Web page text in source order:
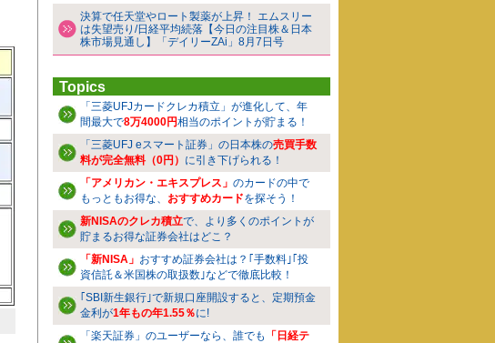
決算で任天堂やロート製薬が上昇！ エムスリー
は失望売り/日経平均続落【今日の注目株＆日本
株市場見通し】「デイリーZAi」8月7日号
Topics
「三菱UFJカードクレカ積立」が進化して、年
間最大で8万4000円相当のポイントが貯まる！
「三菱UFJ eスマート証券」の日本株の売買手数
料が完全無料（0円） に引き下げられる！
「アメリカン・エキスプレス」 のカードの中で
もっともお得な、 おすすめカードを探そう！
新NISAのクレカ積立で、より多くのポイントが
貯まるお得な証券会社はどこ？
「新NISA」 おすすめ証券会社は？｢手数料｣｢投
資信託＆米国株の取扱数｣などで徹底比較！
｢SBI新生銀行｣で新規口座開設すると、定期預金
金利が1年もの年1.55％に!
「楽天証券」のユーザーなら、誰でも
「日経テ